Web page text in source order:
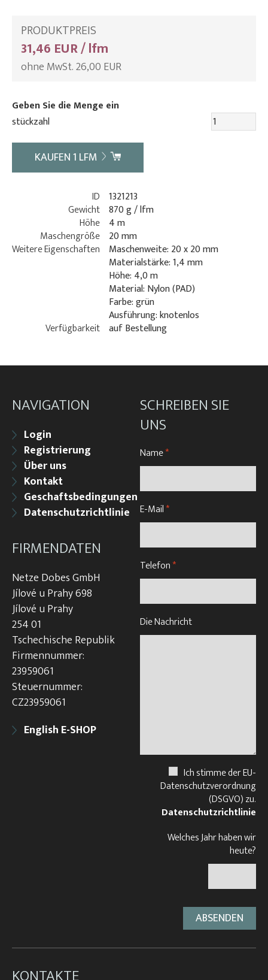
PRODUKTPREIS
31,46 EUR / lfm
ohne MwSt. 26,00 EUR
Geben Sie die Menge ein
stückzahl
KAUFEN1 LFM
ID 1321213
Gewicht 870 g / lfm
Höhe 4 m
Maschengröße 20 mm
Weitere Eigenschaften
Maschenweite: 20 x 20 mm
Materialstärke: 1,4 mm
Höhe: 4,0 m
Material: Nylon (PAD)
Farbe: grün
Ausführung: knotenlos
Verfügbarkeit auf Bestellung
NAVIGATION
Login
Registrierung
Über uns
Kontakt
Geschaftsbedingungen
Datenschutzrichtlinie
FIRMENDATEN
Netze Dobes GmbH
Jílové u Prahy 698
Jílové u Prahy
254 01
Tschechische Republik
Firmennummer:
23959061
Steuernummer:
CZ23959061
English E-SHOP
SCHREIBEN SIE
UNS
Name*
E-Mail*
Telefon*
Die Nachricht
Ich stimme der EU-
Datenschutzverordnung
(DSGVO) zu.
Datenschutzrichtlinie
Welches Jahr haben wir
heute?